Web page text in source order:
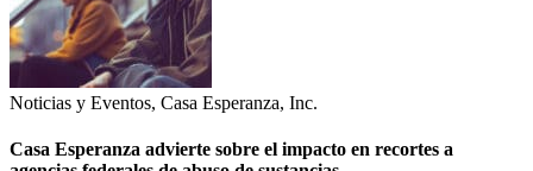
Noticias y Eventos, Casa Esperanza, Inc.
Casa Esperanza advierte sobre el impacto en recortes a